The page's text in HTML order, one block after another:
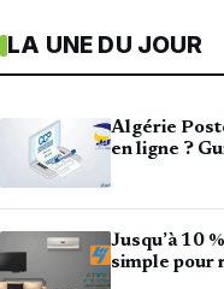
LA UNE DU JOUR
Algérie
en ligne ?
Jusqu’à 10
simple pour